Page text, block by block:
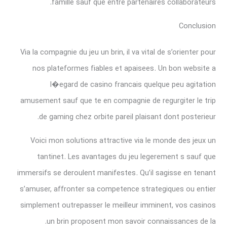
famille sauf que entre partenaires collaborateurs.
Conclusion
Via la compagnie du jeu un brin, il va vital de s’orienter pour
nos plateformes fiables et apaisees. Un bon website a
l�egard de casino francais quelque peu agitation
amusement sauf que te en compagnie de regurgiter le trip
de gaming chez orbite pareil plaisant dont posterieur.
Voici mon solutions attractive via le monde des jeux un
tantinet. Les avantages du jeu legerement s sauf que
immersifs se deroulent manifestes. Qu’il sagisse en tenant
s’amuser, affronter sa competence strategiques ou entier
simplement outrepasser le meilleur imminent, vos casinos
un brin proposent mon savoir connaissances de la.